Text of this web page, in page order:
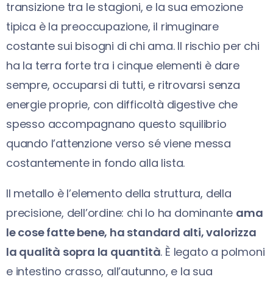
transizione tra le stagioni, e la sua emozione
tipica è la preoccupazione, il rimuginare
costante sui bisogni di chi ama. Il rischio per chi
ha la terra forte tra i cinque elementi è dare
sempre, occuparsi di tutti, e ritrovarsi senza
energie proprie, con difficoltà digestive che
spesso accompagnano questo squilibrio
quando l’attenzione verso sé viene messa
costantemente in fondo alla lista.
Il metallo è l’elemento della struttura, della
precisione, dell’ordine: chi lo ha dominante ama
le cose fatte bene, ha standard alti, valorizza
la qualità sopra la quantità. È legato a polmoni
e intestino crasso, all’autunno, e la sua